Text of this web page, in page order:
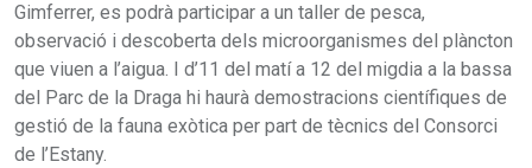
Gimferrer, es podrà participar a un taller de pesca,
observació i descoberta dels microorganismes del plàncton
que viuen a l’aigua. I d’11 del matí a 12 del migdia a la bassa
del Parc de la Draga hi haurà demostracions científiques de
gestió de la fauna exòtica per part de tècnics del Consorci
de l’Estany.